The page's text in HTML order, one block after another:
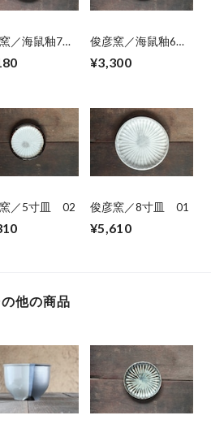
／海鼠釉7寸
俊彦窯／海鼠釉6寸
皿
¥3,300
／5寸皿 02 俊彦窯／8寸皿 01
¥5,610
他の商品